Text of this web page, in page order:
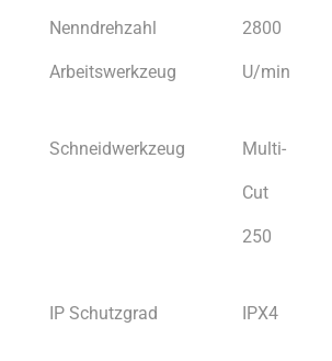
Nenndrehzahl
Arbeitswerkzeug
2800
U/min
Schneidwerkzeug Multi-
Cut
250
IP Schutzgrad IPX4